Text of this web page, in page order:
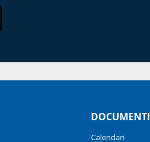
DOCUMENTI
Calendari